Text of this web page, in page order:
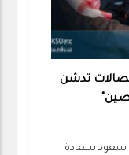
تدشن
سعود سعادة